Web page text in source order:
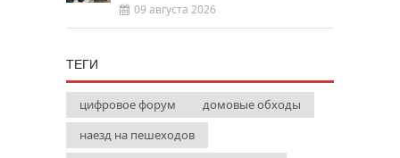
09 августа 2026
ТЕГИ
цифровое форум
домовые обходы
наезд на пешеходов